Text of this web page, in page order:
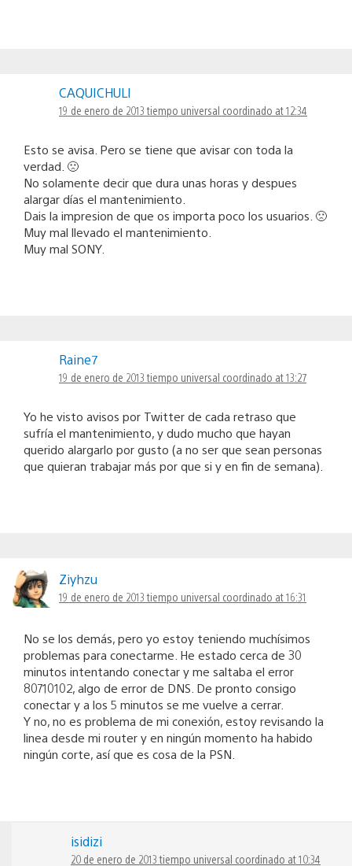
CAQUICHULI
19 de enero de 2013 tiempo universal coordinado at 12:34
Esto se avisa. Pero se tiene que avisar con toda la
verdad. 🙁
No solamente decir que dura unas horas y despues
alargar días el mantenimiento.
Dais la impresion de que os importa poco los usuarios. 🙁
Muy mal llevado el mantenimiento.
Muy mal SONY.
Raine7
19 de enero de 2013 tiempo universal coordinado at 13:27
Yo he visto avisos por Twitter de cada retraso que
sufría el mantenimiento, y dudo mucho que hayan
querido alargarlo por gusto (a no ser que sean personas
que quieran trabajar más por que si y en fin de semana).
Ziyhzu
19 de enero de 2013 tiempo universal coordinado at 16:31
No se los demás, pero yo estoy teniendo muchísimos
problemas para conectarme. He estado cerca de 30
minutos intentando conectar y me saltaba el error
80710102, algo de error de DNS. De pronto consigo
conectar y a los 5 minutos se me vuelve a cerrar.
Y no, no es problema de mi conexión, estoy revisando la
linea desde mi router y en ningún momento ha habido
ningún corte, así que es cosa de la PSN.
isidizi
20 de enero de 2013 tiempo universal coordinado at 10:34